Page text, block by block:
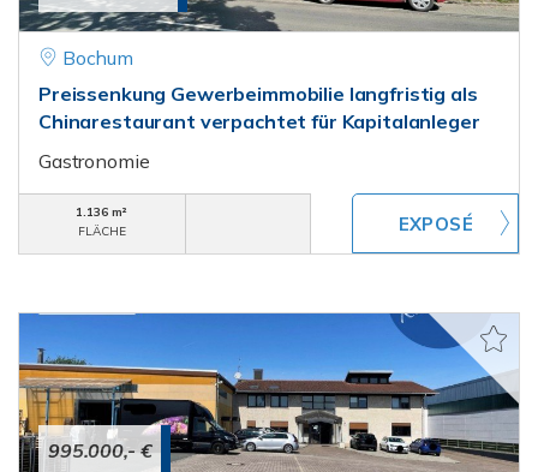
Bochum
Preissenkung Gewerbeimmobilie langfristig als
Chinarestaurant verpachtet für Kapitalanleger
Gastronomie
1.136 m²
FLÄCHE
995.000,- €